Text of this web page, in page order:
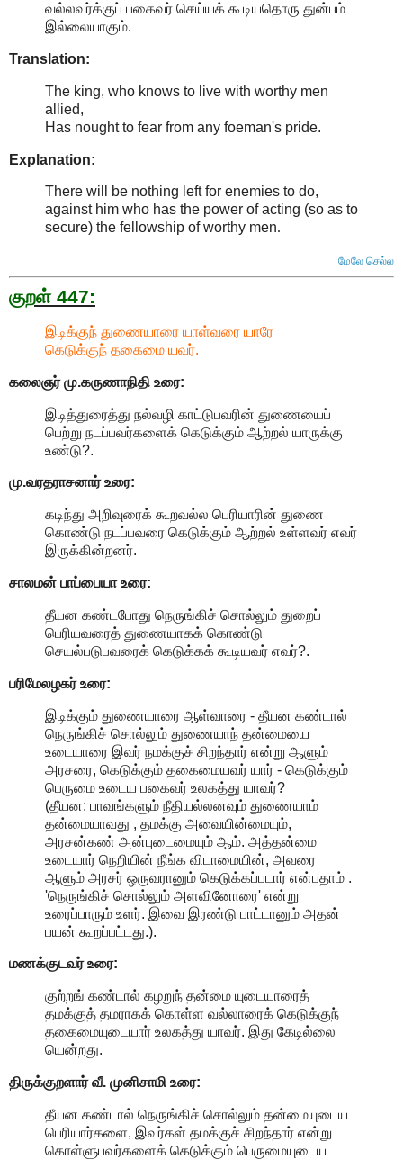
வல்லவர்க்குப் பகைவர் செய்யக் கூடியதொரு துன்பம்
இல்லையாகும்.
Translation:
The king, who knows to live with worthy men
allied,
Has nought to fear from any foeman's pride.
Explanation:
There will be nothing left for enemies to do,
against him who has the power of acting (so as to
secure) the fellowship of worthy men.
மேலே செல்ல
குறள் 447:
இடிக்குந் துணையாரை யாள்வரை யாரே
கெடுக்குந் தகைமை யவர்.
கலைஞர் மு.கருணாநிதி உரை:
இடித்துரைத்து நல்வழி காட்டுபவரின் துணையைப்
பெற்று நடப்பவர்களைக் கெடுக்கும் ஆற்றல் யாருக்கு
உண்டு?.
மு.வரதராசனார்உரை:
கடிந்து அறிவுரைக் கூறவல்ல பெரியாரின் துணை
கொண்டு நடப்பவரை கெடுக்கும் ஆற்றல் உள்ளவர் எவர்
இருக்கின்றனர்.
சாலமன் பாப்பையா உரை:
தீயன கண்டபோது நெருங்கிச் சொல்லும் துறைப்
பெரியவரைத் துணையாகக் கொண்டு
செயல்படுபவரைக் கெடுக்கக் கூடியவர் எவர்?.
பரிமேலழகர் உரை:
இடிக்கும் துணையாரை ஆள்வாரை - தீயன கண்டால்
நெருங்கிச் சொல்லும் துணையாந் தன்மையை
உடையாரை இவர் நமக்குச் சிறந்தார் என்று ஆளும்
அரசரை, கெடுக்கும் தகைமையவர் யார் - கெடுக்கும்
பெருமை உடைய பகைவர் உலகத்து யாவர்?
(தீயன: பாவங்களும் நீதியல்லனவும் துணையாம்
தன்மையாவது , தமக்கு அவையின்மையும்,
அரசன்கண் அன்புடைமையும் ஆம். அத்தன்மை
உடையார் நெறியின் நீங்க விடாமையின், அவரை
ஆளும் அரசர் ஒருவரானும் கெடுக்கப்படார் என்பதாம் .
'நெருங்கிச் சொல்லும் அளவினோரை' என்று
உரைப்பாரும் உளர். இவை இரண்டு பாட்டானும் அதன்
பயன் கூறப்பட்டது.).
மணக்குடவர் உரை:
குற்றங் கண்டால் கழறுந் தன்மை யுடையாரைத்
தமக்குத் தமராகக் கொள்ள வல்லாரைக் கெடுக்குந்
தகைமையுடையார் உலகத்து யாவர். இது கேடில்லை
யென்றது.
திருக்குறளார் வீ. முனிசாமி உரை:
தீயன கண்டால் நெருங்கிச் சொல்லும் தன்மையுடைய
பெரியார்களை, இவர்கள் தமக்குச் சிறந்தார் என்று
கொள்ளுபவர்களைக் கெடுக்கும் பெருமையுடைய